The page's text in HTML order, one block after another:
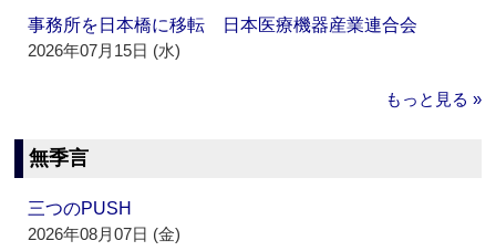
事務所を日本橋に移転 日本医療機器産業連合会
2026年07月15日 (水)
もっと見る »
無季言
三つのPUSH
2026年08月07日 (金)